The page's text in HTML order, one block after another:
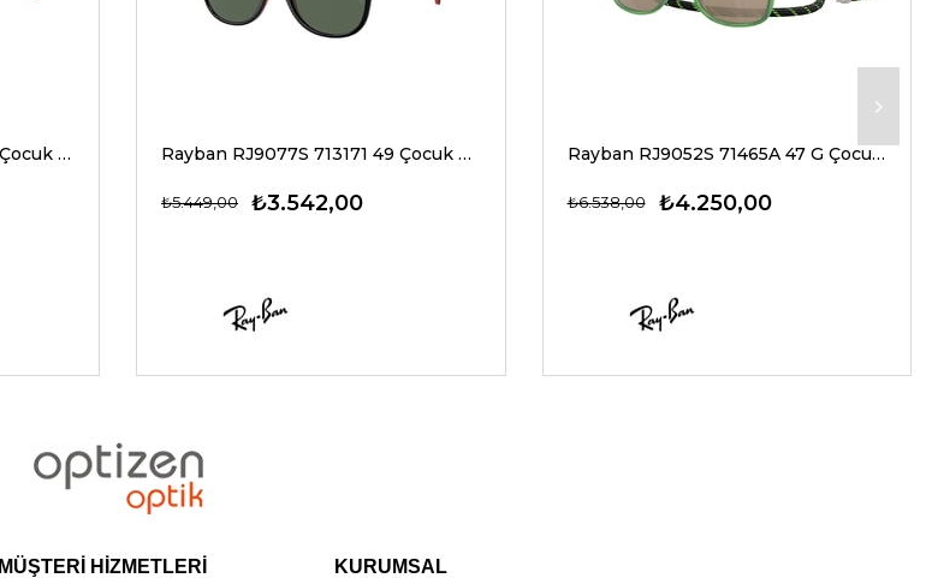
Rayban RJ9077S 713355 49 Çocuk Güneş Gözlükleri Rayban RJ9077S 713171 49 Çocuk Güneş Gözlükleri
₺3.542,00
₺5.449,00
Rayban RJ9052S 71465A 47 G Çocuk Güneş Gözlükleri
₺4.250,00
₺6.538,00
MÜŞTERİ HİZMETLERİ KURUMSAL